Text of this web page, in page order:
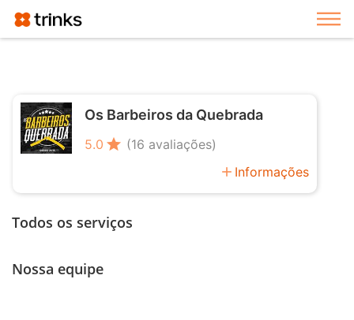
Os Barbeiros da Quebrada
5.0 star (16 avaliações)
add Informações
Todos os serviços
Nossa equipe